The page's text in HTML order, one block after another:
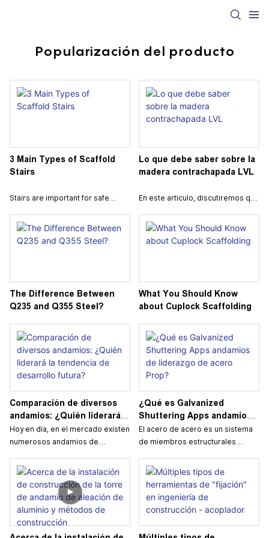
Popularización del producto
3 Main Types of Scaffold
Stairs
Stairs are important for safe
construction. They help workers
move between levels easily and
There are four main types of
scaffold stairs: stretcher, mobile,
basic, and aluminum. Each type
has features that fit different
tasks. For example, stretcher
access. Mobile stairs can be
moved around easily. Basic stairs
are simple and cheap to install.
Aluminum stairs are lightweight
Choosing the right scaffold stairs
boosts safety and efficiency.
Understanding your options
allows you to create a safer work
Lo que debe saber sobre la
madera contrachapada LVL
En este artículo, discutiremos qué
aplicaciones en la construcción
industrial. El contrachapado LVL, o
excepcionales. Descubra cómo
el contrachapado LVL está
revolucionando la industria de la
construcción y por qué debería
considerarlo para su próximo
proyecto.
The Difference Between
Q235 and Q355 Steel?
What You Should Know
about Cuplock Scaffolding
Comparación de diversos
andamios: ¿Quién liderará la
tendencia de desarrollo
futura?
Hoy en día, en el mercado existen
numerosos andamios de
ellos se diferencia en cuanto a
componentes, métodos de
construcción, aspectos técnicos
y campos de aplicación. Sin
embargo, muchos distribuidores
¿Qué es Galvanized
Shuttering Apps andamios
de liderazgo de acero Prop?
El acero de acero es un sistema
de miembros estructurales
soportar cargas durante la
construcción. Las fuerzas que
surgen de estas cargas deben
resolverse por completo,